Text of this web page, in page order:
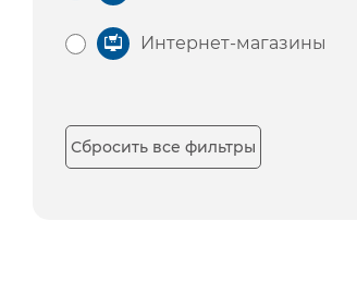
Интернет-магазины
Сбросить все фильтры